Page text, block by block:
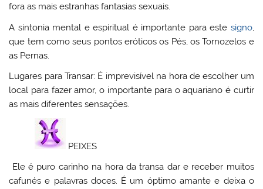
fora as mais estranhas fantasias sexuais.
A sintonia mental e espiritual é importante para este signo,
que tem como seus pontos eróticos os Pés, os Tornozelos e
as Pernas.
Lugares para Transar: É imprevisível na hora de escolher um
local para fazer amor, o importante para o aquariano é curtir
as mais diferentes sensações.
PEIXES
Ele é puro carinho na hora da transa dar e receber muitos
cafunés e palavras doces. É um óptimo amante e deixa o